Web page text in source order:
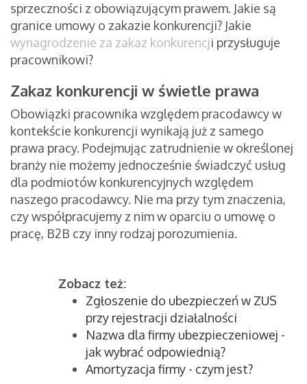
sprzeczności z obowiązującym prawem. Jakie są
granice umowy o zakazie konkurencji? Jakie
wynagrodzenie za zakaz konkurencji przysługuje
pracownikowi?
Zakaz konkurencji w świetle prawa
Obowiązki pracownika względem pracodawcy w
kontekście konkurencji wynikają już z samego
prawa pracy. Podejmując zatrudnienie w określonej
branży nie możemy jednocześnie świadczyć usług
dla podmiotów konkurencyjnych względem
naszego pracodawcy. Nie ma przy tym znaczenia,
czy współpracujemy z nim w oparciu o umowę o
pracę, B2B czy inny rodzaj porozumienia.
Zobacz też:
Zgłoszenie do ubezpieczeń w ZUS
przy rejestracji działalności
Nazwa dla firmy ubezpieczeniowej -
jak wybrać odpowiednią?
Amortyzacja firmy - czym jest?